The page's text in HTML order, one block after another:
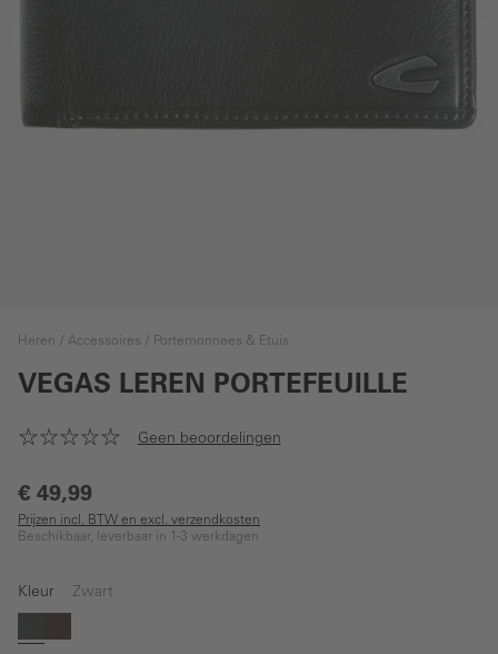
Heren Accessoires Portemonnees & Etuis
VEGAS LEREN PORTEFEUILLE
Geen beoordelingen
€ 49,99
Prijzen incl. BTW en excl. verzendkosten
Beschikbaar, leverbaar in 1-3 werkdagen
Kleur Zwart
ZwartBeige